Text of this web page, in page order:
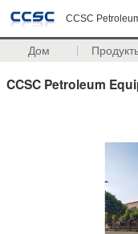
CCSC
Дом
CCSC Petroleum